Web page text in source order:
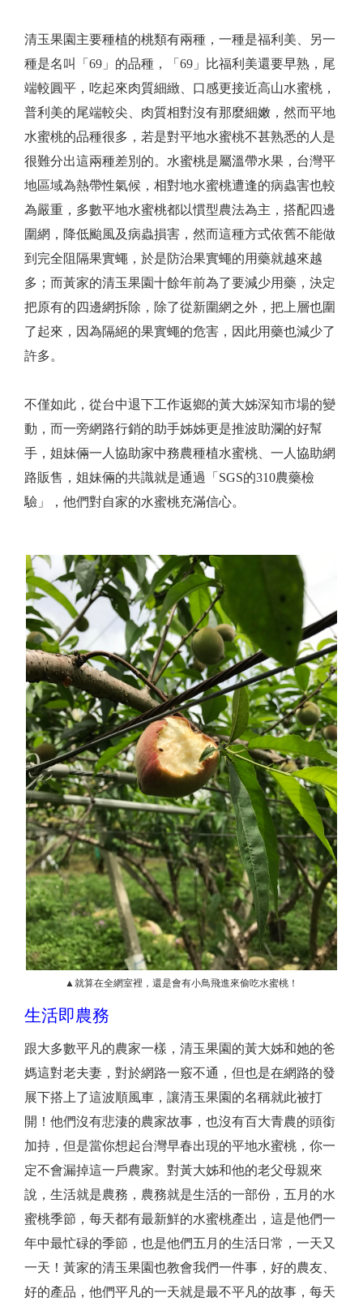
清玉果園主要種植的桃類有兩種，一種是福利美、另一
種是名叫「69」的品種，「69」比福利美還要早熟，尾
端較圓平，吃起來肉質細緻、口感更接近高山水蜜桃，
普利美的尾端較尖、肉質相對沒有那麼細嫩，然而平地
水蜜桃的品種很多，若是對平地水蜜桃不甚熟悉的人是
很難分出這兩種差別的。水蜜桃是屬溫帶水果，台灣平
地區域為熱帶性氣候，相對地水蜜桃遭逢的病蟲害也較
為嚴重，多數平地水蜜桃都以慣型農法為主，搭配四邊
圍網，降低颱風及病蟲損害，然而這種方式依舊不能做
到完全阻隔果實蠅，於是防治果實蠅的用藥就越來越
多；而黃家的清玉果園十餘年前為了要減少用藥，決定
把原有的四邊網拆除，除了從新圍網之外，把上層也圍
了起來，因為隔絕的果實蠅的危害，因此用藥也減少了
許多。
不僅如此，從台中退下工作返鄉的黃大姊深知市場的變
動，而一旁網路行銷的助手姊姊更是推波助瀾的好幫
手，姐妹倆一人協助家中務農種植水蜜桃、一人協助網
路販售，姐妹倆的共識就是通過「SGS的310農藥檢
驗」，他們對自家的水蜜桃充滿信心。
▲就算在全網室裡，還是會有小鳥飛進來偷吃水蜜桃！
生活即農務
跟大多數平凡的農家一樣，清玉果園的黃大姊和她的爸
媽這對老夫妻，對於網路一竅不通，但也是在網路的發
展下搭上了這波順風車，讓清玉果園的名稱就此被打
開！他們沒有悲淒的農家故事，也沒有百大青農的頭銜
加持，但是當你想起台灣早春出現的平地水蜜桃，你一
定不會漏掉這一戶農家。對黃大姊和他的老父母親來
說，生活就是農務，農務就是生活的一部份，五月的水
蜜桃季節，每天都有最新鮮的水蜜桃產出，這是他們一
年中最忙碌的季節，也是他們五月的生活日常，一天又
一天！黃家的清玉果園也教會我們一件事，好的農友、
好的產品，他們平凡的一天就是最不平凡的故事，每天